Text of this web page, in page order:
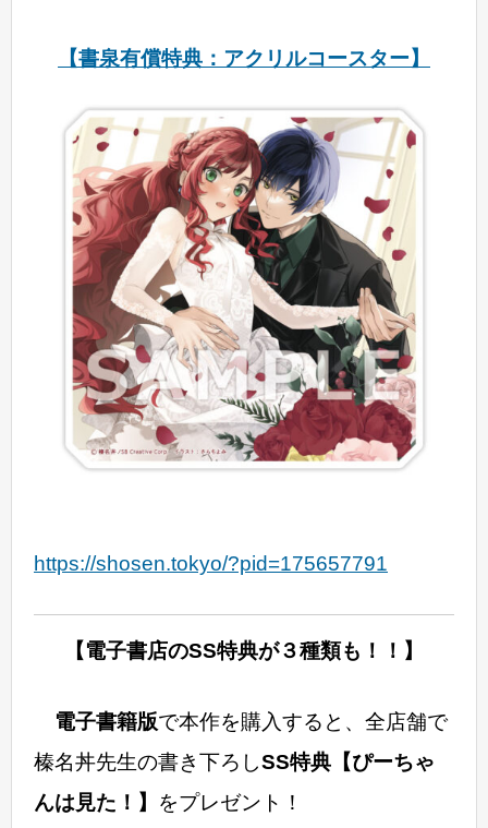
【書泉有償特典：アクリルコースター】
https://shosen.tokyo/?pid=175657791
【電子書店のSS特典が３種類も！！】
電子書籍版で本作を購入すると、全店舗で
榛名丼先生の書き下ろしSS特典【ぴーちゃ
んは見た！】 をプレゼント！